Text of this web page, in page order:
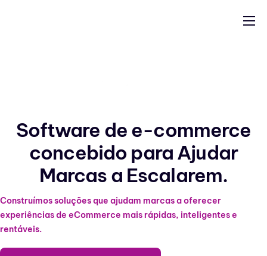
Blog
Software de e-commerce
concebido para Ajudar
Marcas a Escalarem.
Construímos soluções que ajudam marcas a oferecer
experiências de eCommerce mais rápidas, inteligentes e
rentáveis.